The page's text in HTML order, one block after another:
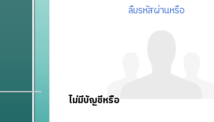
ลืมรหัสผ่านหรือ
ไม่มีบัญชีหรือ